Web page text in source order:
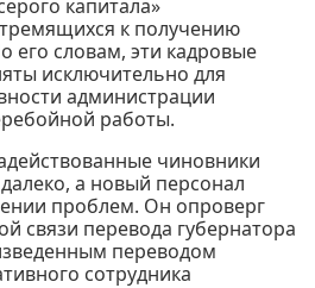
капитала»
к получению
его словам, эти кадровые
исключительно для
администрации
работы.
чиновники
а новый персонал
проблем. Он опроверг
связи перевода губернатора
переводом
сотрудника